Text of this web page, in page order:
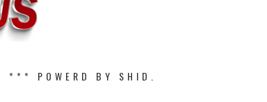
*** POWERD BY SHID.